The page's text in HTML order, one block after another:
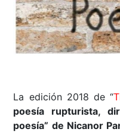
La edición 2018 de “
poesía rupturista,
poesía” de Nicanor